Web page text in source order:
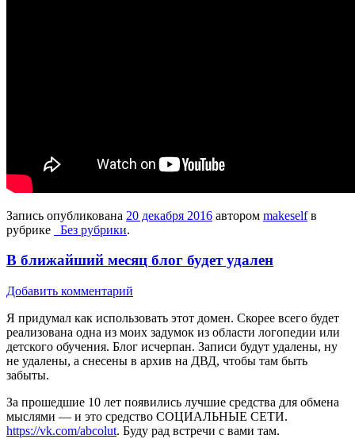
Запись опубликована 20 декабря 2016 автором makeselfв
рубрике
_Без рубрики.
В ближайший месяц блог будет удален
Добавить комментарий
Я придумал как использовать этот домен. Скорее всего будет
реализована одна из моих задумок из области логопедии или
детского обучения. Блог исчерпан. Записи будут удалены, ну
не удалены, а снесены в архив на ДВД, чтобы там быть
забыты.
За прошедшие 10 лет появились лучшие средства для обмена
мыслями — и это средство СОЦИАЛЬНЫЕ СЕТИ.
https://vk.com/abcolut. Буду рад встречи с вами там.